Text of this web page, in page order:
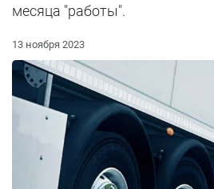
месяца "работы".
13 ноября 2023